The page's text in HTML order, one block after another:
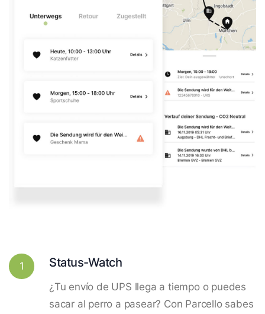
1 Status-Watch
¿Tu envío de UPS llega a tiempo o puedes
sacar al perro a pasear? Con Parcello sabes